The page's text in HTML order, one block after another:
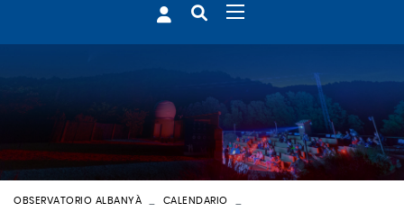
OBSERVATORIO ALBANYÀ CALENDARIO